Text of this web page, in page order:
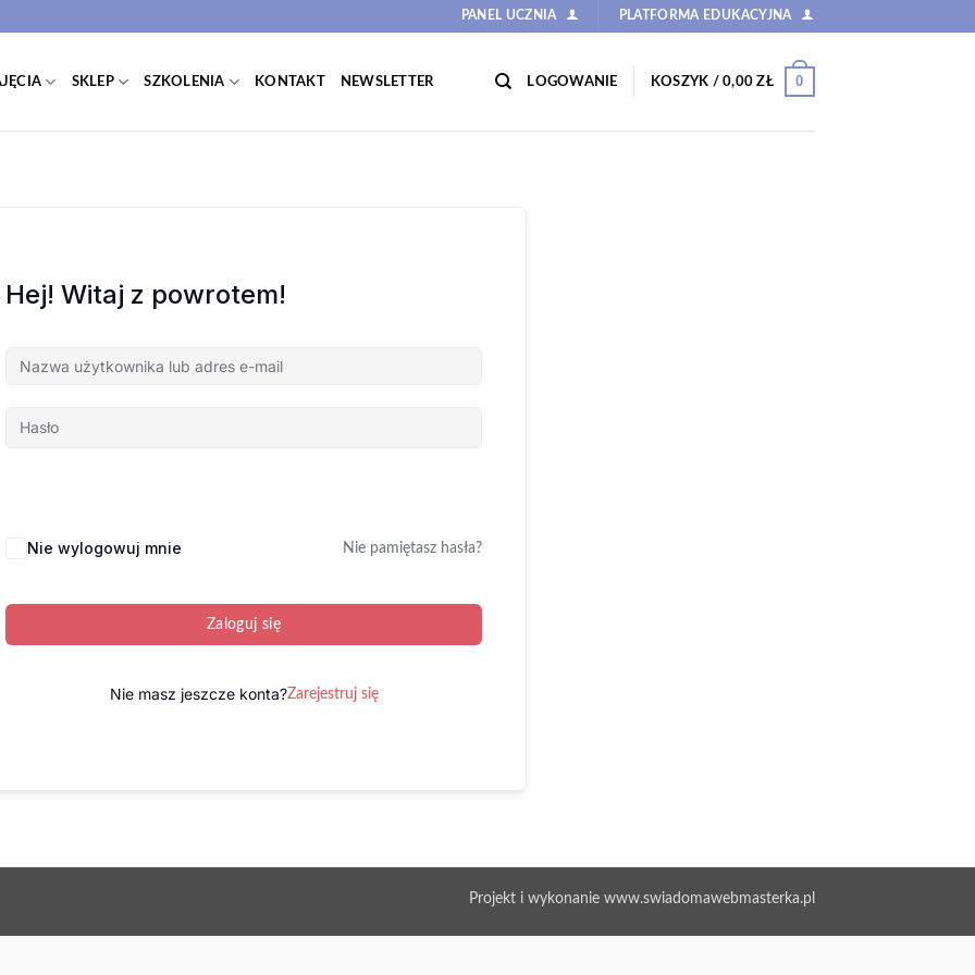
PANEL UCZNIA PLATFORMA EDUKACYJNA
SKLEP SZKOLENIA KONTAKT NEWSLETTER LOGOWANIE KOSZYK /0,00ZŁ 0
Hej! Witaj z powrotem!
Nie wylogowuj mnie Nie pamiętasz hasła?
Zaloguj się
Nie masz jeszcze konta?Zarejestruj się
Projekt i wykonanie www.swiadomawebmasterka.pl